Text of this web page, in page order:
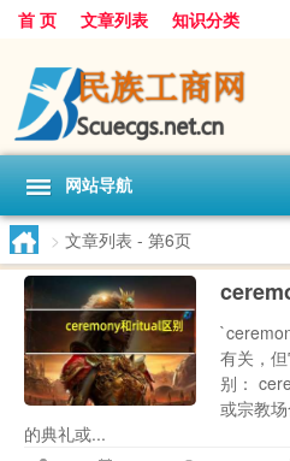
首 页 文章列表 知识分类
网站导航
> 文章列表 - 第6页
有关，
别：
或宗教
的典礼或...